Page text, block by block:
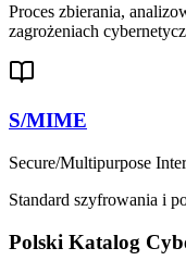
Proces zbierania,
zagrożeniach
S/MIME
Secure/Multipurpose
Standard szyfrowania i
Polski Katalog